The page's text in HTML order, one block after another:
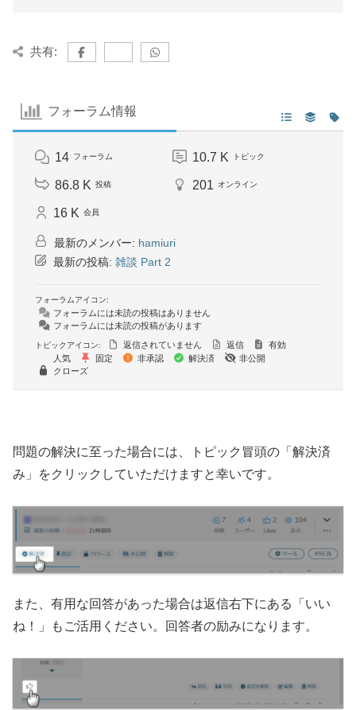
共有:
フォーラム情報
14 フォーラム 10.7 K トピック
86.8 K 投稿 201 オンライン
16 K 会員
最新のメンバー: hamiuri
最新の投稿: 雑談 Part 2
フォーラムアイコン:
フォーラムには未読の投稿はありません
フォーラムには未読の投稿があります
トピックアイコン: 返信されていません 返信
有効
人気
固定 非承認 解決済
非公開
クローズ
問題の解決に至った場合には、トピック冒頭の「解決済
み」をクリックしていただけますと幸いです。
また、有用な回答があった場合は返信右下にある「いい
ね！」もご活用ください。回答者の励みになります。